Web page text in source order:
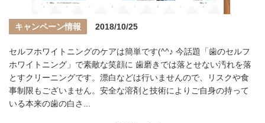
キャンペーン情報 2018/10/25
セルフホワイトニングのケアは簡単です(^^♪ 今話題「歯のセルフ
ホワイトニング」で素敵な笑顔に 歯磨きでは落とせない汚れを落
とすクリーニングです。漂白などは行いませんので、リスクや食
事制限もございません。安全な溶剤と技術によりご自身の持って
いる本来の歯の白さ...